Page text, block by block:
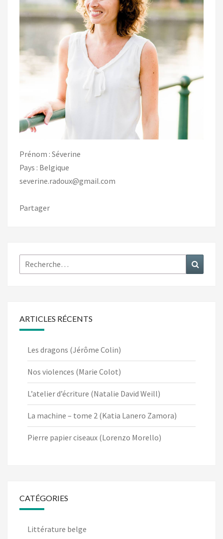
Prénom : Séverine
Pays : Belgique
severine.radoux@gmail.com
Partager
Rechercher :
ARTICLES RÉCENTS
Les dragons (Jérôme Colin)
Nos violences (Marie Colot)
L’atelier d’écriture (Natalie David Weill)
La machine – tome 2 (Katia Lanero Zamora)
Pierre papier ciseaux (Lorenzo Morello)
CATÉGORIES
Littérature belge